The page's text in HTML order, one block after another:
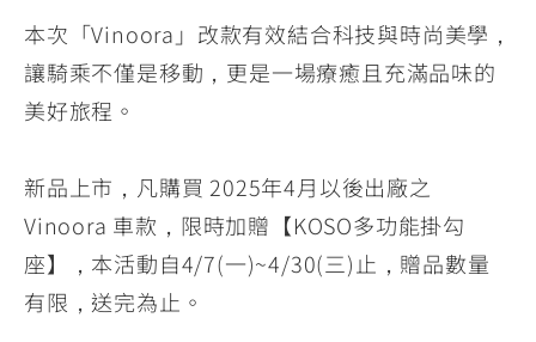
本次「Vinoora」改款有效結合科技與時尚美學，
讓騎乘不僅是移動，更是一場療癒且充滿品味的
美好旅程。
新品上市，凡購買 2025年4月以後出廠之
Vinoora 車款，限時加贈【KOSO多功能掛勾
座】，本活動自4/7(一)~4/30(三)止，贈品數量
有限，送完為止。